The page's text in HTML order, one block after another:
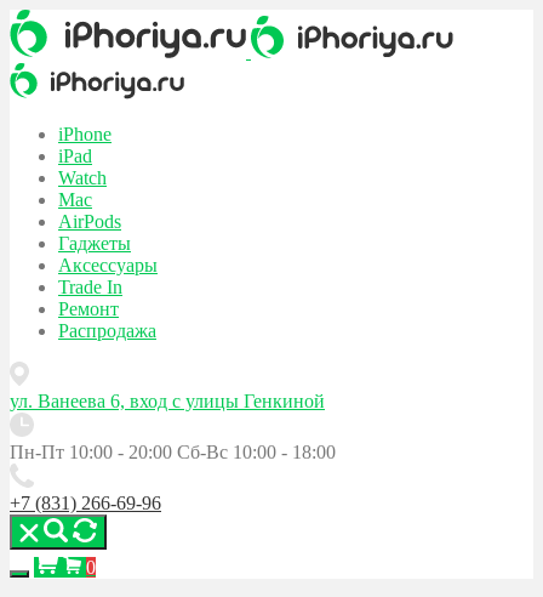
iPhone
iPad
Watch
Mac
AirPods
Гаджеты
Аксессуары
Trade In
Ремонт
Распродажа
ул. Ванеева 6, вход с улицы Генкиной
Пн-Пт 10:00 - 20:00 Сб-Вс 10:00 - 18:00
+7 (831) 266-69-96
0